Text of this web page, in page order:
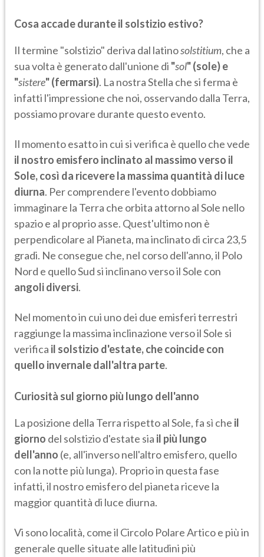
Cosa accade durante il solstizio estivo?
Il termine "solstizio" deriva dal latinosolstitium, che a
sua volta è generato dall'unione di "sol" (sole) e
"sistere" (fermarsi). La nostra Stella che si ferma è
infatti l'impressione che noi, osservando dalla Terra,
possiamo provare durante questo evento.
Il momento esatto in cui si verifica è quello che vede
il nostro emisfero inclinato al massimo verso il
Sole, così da ricevere la massima quantità di luce
diurna. Per comprendere l'evento dobbiamo
immaginare la Terra che orbita attorno al Sole nello
spazio e al proprio asse. Quest'ultimo non è
perpendicolare al Pianeta, ma inclinato di circa 23,5
gradi. Ne consegue che, nel corso dell'anno, il Polo
Nord e quello Sud si inclinano verso il Sole con
angoli diversi.
Nel momento in cui uno dei due emisferi terrestri
raggiunge la massima inclinazione verso il Sole si
verifica il solstizio d'estate, che coincide con
quello invernale dall'altra parte.
Curiosità sul giorno più lungo dell'anno
La posizione della Terra rispetto al Sole, fa sì che il
giorno del solstizio d'estate sia il più lungo
dell'anno (e, all'inverso nell'altro emisfero, quello
con la notte più lunga). Proprio in questa fase
infatti, il nostro emisfero del pianeta riceve la
maggior quantità di luce diurna.
Vi sono località, come il Circolo Polare Artico e più in
generale quelle situate alle latitudini più